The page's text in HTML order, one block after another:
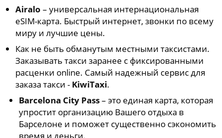
Airalo – универсальная интернациональная
eSIM-карта. Быстрый интернет, звонки по всему
миру и лучшие цены.
Как не быть обманутым местными таксистами.
Заказывать такси заранее с фиксированными
расценки online. Самый надежный сервис для
заказа такси - KiwiTaxi.
Barcelona City Pass– это единая карта, которая
упростит организацию Вашего отдыха в
Барселоне и поможет существенно сэкономить